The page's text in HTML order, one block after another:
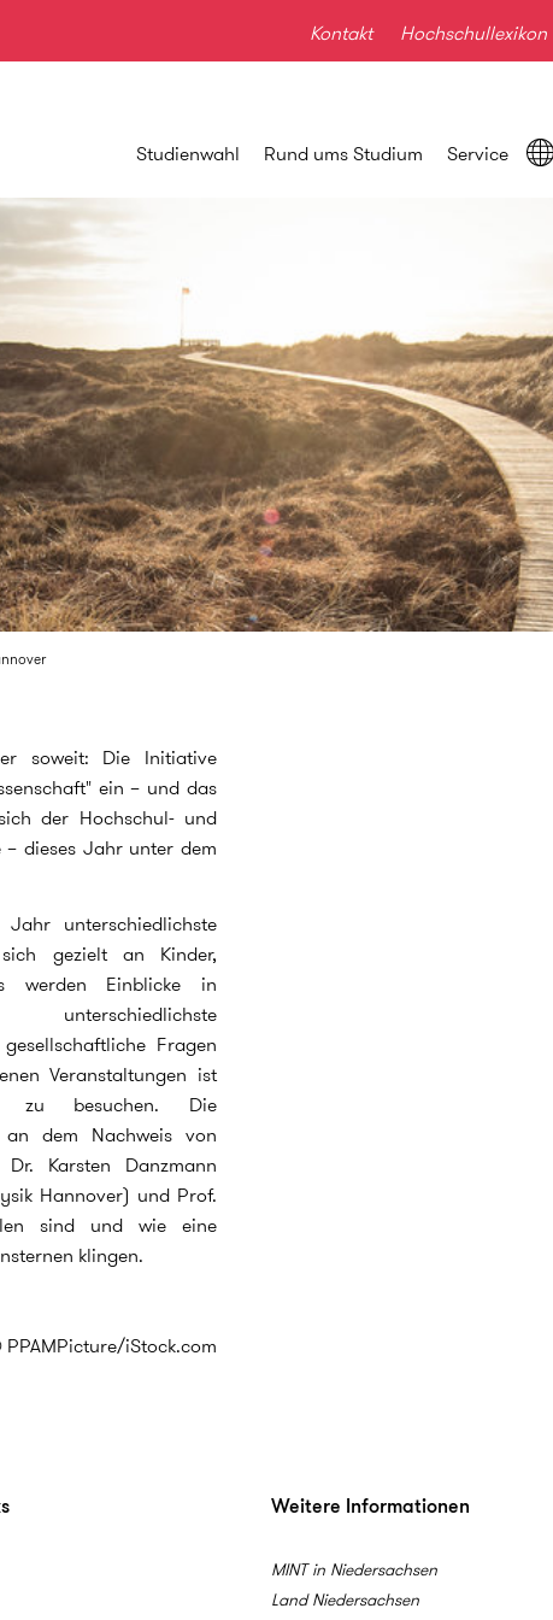
Kontakt Hochschullexikon
Studienwahl Rund ums Studium Service
soweit: Die Initiative
ein – und das
der Hochschul- und
dieses Jahr unter dem
unterschiedlichste
gezielt an Kinder,
werden Einblicke in
Fragen
Veranstaltungen ist
zu besuchen. Die
an dem Nachweis von
Karsten Danzmann
Hannover) und Prof.
sind und wie eine
klingen.
iStock.com
Weitere Informationen
MINT in Niedersachsen
Land Niedersachsen